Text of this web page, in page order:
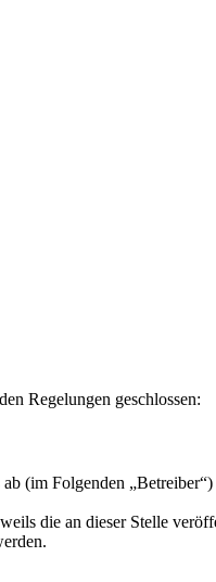
Regelungen geschlossen:
(im Folgenden
die an dieser Stelle